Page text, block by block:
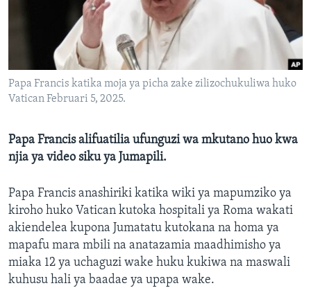
Papa Francis katika moja ya picha zake zilizochukuliwa huko
Vatican Februari 5, 2025.
Papa Francis alifuatilia ufunguzi wa mkutano huo kwa
njia ya video siku ya Jumapili.
Papa Francis anashiriki katika wiki ya mapumziko ya
kiroho huko Vatican kutoka hospitali ya Roma wakati
akiendelea kupona Jumatatu kutokana na homa ya
mapafu mara mbili na anatazamia maadhimisho ya
miaka 12 ya uchaguzi wake huku kukiwa na maswali
kuhusu hali ya baadae ya upapa wake.